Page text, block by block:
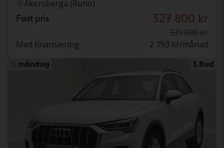
Åkersberga (Runö)
Fast pris 327 800 kr
339 800 kr
Med finansiering
2 793 kr/månad
måndag 1 Bud